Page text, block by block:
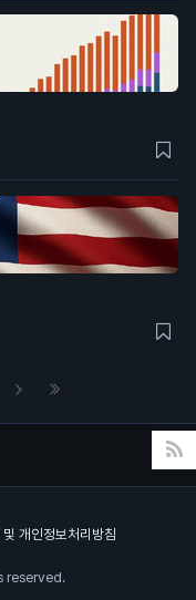
및 개인정보처리방침
reserved.